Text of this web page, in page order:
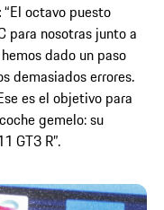
“El octavo puesto
para nosotras junto a
dado un paso
demasiados errores.
es el objetivo para
gemelo: su
GT3 R”.